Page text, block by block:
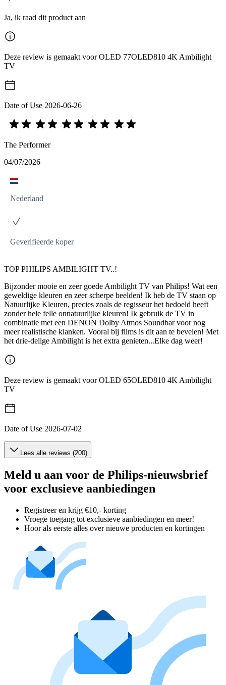
Ja, ik raad dit product aan
Deze review is gemaakt voor OLED 77OLED810 4K Ambilight
TV
Date of Use 2026-06-26
The Performer
04/07/2026
Nederland
Geverifieerde koper
TOP PHILIPS AMBILIGHT TV..!
Bijzonder mooie en zeer goede Ambilight TV van Philips! Wat een
geweldige kleuren en zeer scherpe beelden! Ik heb de TV staan op
Natuurlijke Kleuren, precies zoals de regisseur het bedoeld heeft
zonder hele felle onnatuurlijke kleuren! Ik gebruik de TV in
combinatie met een DENON Dolby Atmos Soundbar voor nog
meer realistische klanken. Vooral bij films is dit aan te bevelen! Met
het drie-delige Ambilight is het extra genieten...Elke dag weer!
Deze review is gemaakt voor OLED 65OLED810 4K Ambilight
TV
Date of Use 2026-07-02
Lees alle reviews (200)
Meld u aan voor de Philips-nieuwsbrief
voor exclusieve aanbiedingen
Registreer en krijg €10,- korting
Vroege toegang tot exclusieve aanbiedingen en meer!
Hoor als eerste alles over nieuwe producten en kortingen